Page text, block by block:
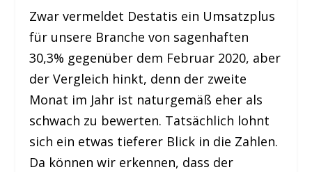
Zwar vermeldet Destatis ein Umsatzplus
für unsere Branche von sagenhaften
30,3% gegenüber dem Februar 2020, aber
der Vergleich hinkt, denn der zweite
Monat im Jahr ist naturgemäß eher als
schwach zu bewerten. Tatsächlich lohnt
sich ein etwas tieferer Blick in die Zahlen.
Da können wir erkennen, dass der